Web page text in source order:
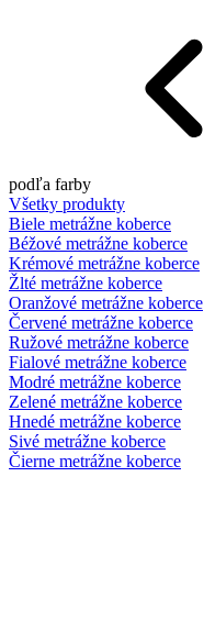
podľa farby
Všetky produkty
Biele metrážne koberce
Béžové metrážne koberce
Krémové metrážne koberce
Žlté metrážne koberce
Oranžové metrážne koberce
Červené metrážne koberce
Ružové metrážne koberce
Fialové metrážne koberce
Modré metrážne koberce
Zelené metrážne koberce
Hnedé metrážne koberce
Sivé metrážne koberce
Čierne metrážne koberce